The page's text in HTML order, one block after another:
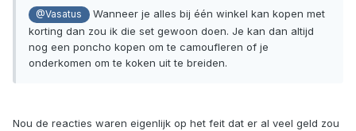
@Vasatus
Wanneer je alles bij één winkel kan kopen met
korting dan zou ik die set gewoon doen. Je kan dan altijd
nog een poncho kopen om te camoufleren of je
onderkomen om te koken uit te breiden.
Nou de reacties waren eigenlijk op het feit dat er al veel geld zou